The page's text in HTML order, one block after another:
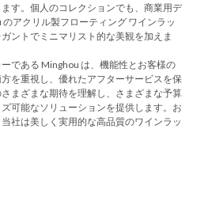
す。個人のコレクションでも、商業用デ
アクリル製フローティング ワインラッ
ントでミニマリスト的な美観を加えま
である Minghou は、機能性とお客様の
を重視し、優れたアフターサービスを保
まざまな期待を理解し、さまざまな予算
可能なソリューションを提供します。お
社は美しく実用的な高品質のワインラッ